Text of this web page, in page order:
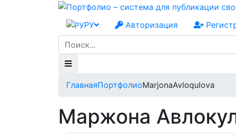
РУ Авторизация
ГлавнаяПортфолиоMarjonaAvloqulova
Маржона